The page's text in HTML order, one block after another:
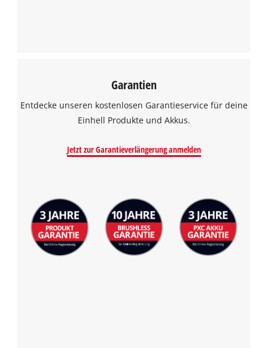
Wir benötigen deine Zustimmung, um
Google Maps laden zu können!
This content is not permitted to load due
visitor. The website owner needs to setup
Powered by
Usercentrics Consent
Management Platform
Garantien
Entdecke unseren kostenlosen Garantieservice für deine
Einhell Produkte und Akkus.
Jetzt zur Garantieverlängerung anmelden